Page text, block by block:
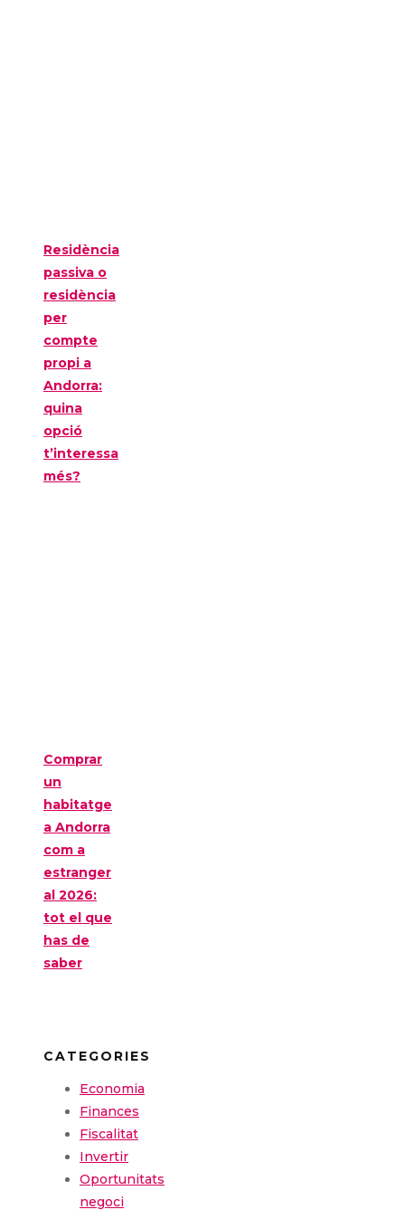
Residència
passiva o
residència
per
compte
propi a
Andorra:
quina
opció
t’interessa
més?
Comprar
un
habitatge
a Andorra
com a
estranger
al 2026:
tot el que
has de
saber
CATEGORIES
Economia
Finances
Fiscalitat
Invertir
Oportunitats
negoci